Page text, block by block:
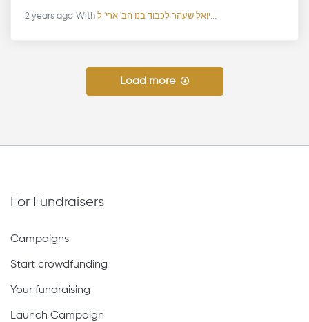
2 years ago With יואל שעהר לכבוד בנו הב' ארי' ל...
Load more
For Fundraisers
Campaigns
Start crowdfunding
Your fundraising
Launch Campaign